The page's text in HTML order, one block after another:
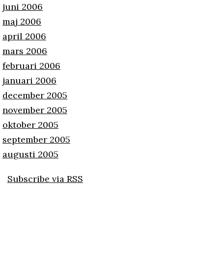
juni 2006
maj 2006
april 2006
mars 2006
februari 2006
januari 2006
december 2005
november 2005
oktober 2005
september 2005
augusti 2005
Subscribe via RSS